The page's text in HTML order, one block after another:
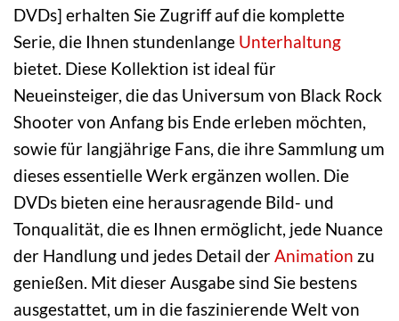
DVDs] erhalten Sie Zugriff auf die komplette
Serie, die Ihnen stundenlange Unterhaltung
bietet. Diese Kollektion ist ideal für
Neueinsteiger, die das Universum von Black Rock
Shooter von Anfang bis Ende erleben möchten,
sowie für langjährige Fans, die ihre Sammlung um
dieses essentielle Werk ergänzen wollen. Die
DVDs bieten eine herausragende Bild- und
Tonqualität, die es Ihnen ermöglicht, jede Nuance
der Handlung und jedes Detail derAnimation zu
genießen. Mit dieser Ausgabe sind Sie bestens
ausgestattet, um in die faszinierende Welt von